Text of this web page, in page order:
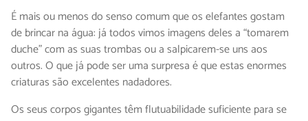
É mais ou menos do senso comum que os elefantes gostam
de brincar na água: já todos vimos imagens deles a “tomarem
duche” com as suas trombas ou a salpicarem-se uns aos
outros. O que já pode ser uma surpresa é que estas enormes
criaturas são excelentes nadadores.
Os seus corpos gigantes têm flutuabilidade suficiente para se